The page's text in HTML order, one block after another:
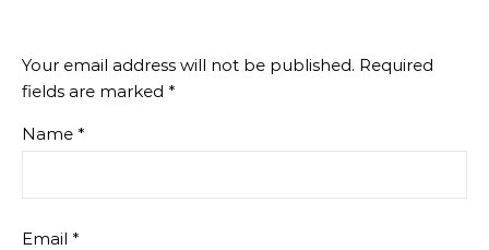
Your email address will not be published. Required
fields are marked *
Name *
Email *